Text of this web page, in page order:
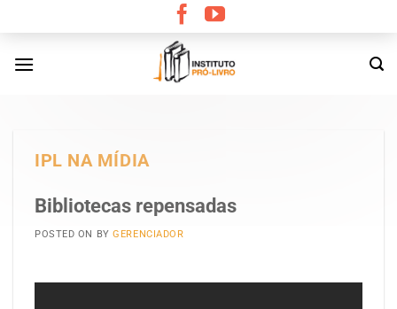
content
IPL NA MÍDIA
Bibliotecas repensadas
POSTED ON BYGERENCIADOR